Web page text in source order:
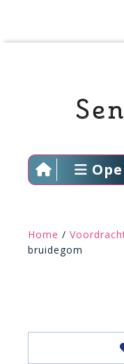
Home /
bruidegom